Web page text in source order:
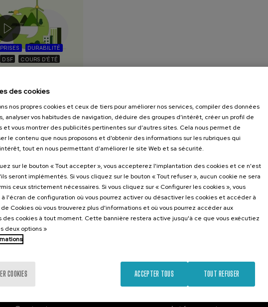
DURABILITÉ
DSF COURS D'ÉTÉ
Espagnol
...
Gratuit
Dernières
places
Gratuit
Date
passée
Liste
d'attente
Période
d'inscription
des cookies
nos propres cookies et ceux de tiers pour améliorer nos services, compiler des données
analyser vos habitudes de navigation, déduire des groupes d’intérêt, créer un profil de
et vous montrer des publicités pertinentes sur d’autres sites. Cela nous permet de
le contenu que nous proposons et d’obtenir des informations sur les rubriques qui
tout en nous permettant d’améliorer le site Web et sa sécurité.
sur le bouton « Tout accepter », vous accepterez l'implantation des cookies et ce n'est
seront implémentés. Si vous cliquez sur le bouton « Tout refuser », aucun cookie ne sera
ceux strictement nécessaires. Si vous cliquez sur « Configurer les cookies », vous
l'écran de configuration où vous pourrez activer ou désactiver les cookies et accéder à
Cookies où vous trouverez plus d'informations et où vous pourrez accéder aux
des cookies à tout moment. Cette bannière restera active jusqu'à ce que vous exécutiez
deux options »
COOKIES TOUT REFUSER
ACCEPTER TOUS